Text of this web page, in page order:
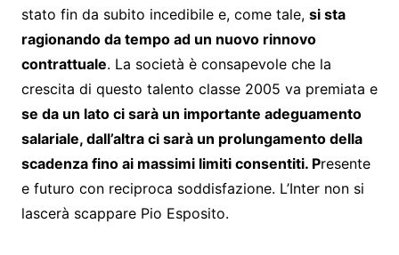
stato fin da subito incedibile e, come tale, si sta
ragionando da tempo ad un nuovo rinnovo
contrattuale. La società è consapevole che la
crescita di questo talento classe 2005 va premiata e
se da un lato ci sarà un importante adeguamento
salariale, dall’altra ci sarà un prolungamento della
scadenza fino ai massimi limiti consentiti. Presente
e futuro con reciproca soddisfazione. L’Inter non si
lascerà scappare Pio Esposito.